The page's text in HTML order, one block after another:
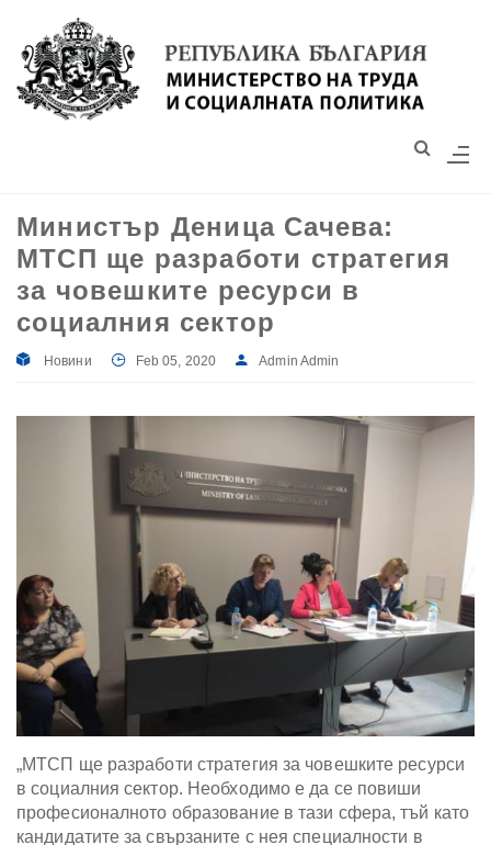
Моля,
обърнете
със
система
Mинистър Деница Сачева:
МТСП ще разработи стратегия
за човешките ресурси в
социалния сектор
Новини Feb 05, 2020 Admin Admin
„МТСП ще разработи стратегия за човешките ресурси
в социалния сектор. Необходимо е да се повиши
професионалното образование в тази сфера, тъй като
кандидатите за свързаните с нея специалности в